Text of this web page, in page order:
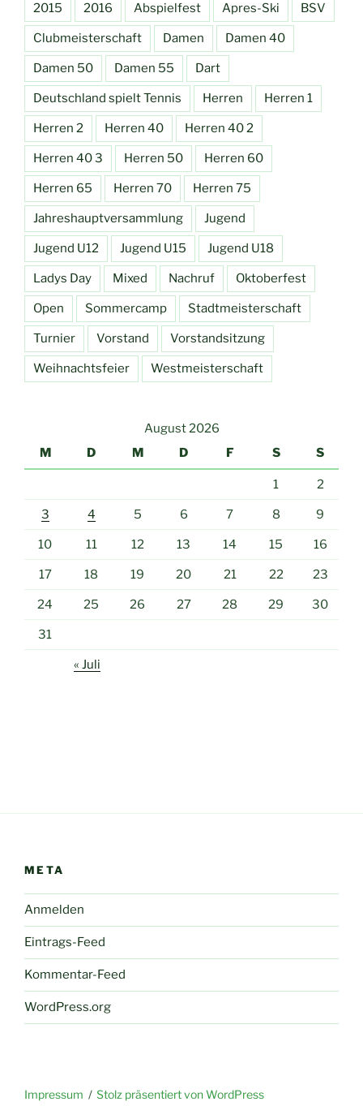
2015 2016 Abspielfest Apres-Ski BSV
Clubmeisterschaft Damen Damen 40
Damen 50 Damen 55 Dart
Deutschland spielt Tennis Herren Herren 1
Herren 2 Herren 40 Herren 40 2
Herren 40 3 Herren 50 Herren 60
Herren 65 Herren 70 Herren 75
Jahreshauptversammlung Jugend
Jugend U12 Jugend U15 Jugend U18
Ladys Day Mixed Nachruf Oktoberfest
Open Sommercamp Stadtmeisterschaft
Turnier Vorstand Vorstandsitzung
Weihnachtsfeier Westmeisterschaft
August 2026
M
D M D F S S
1 2
3 4 5 6 7 8 9
10 11 12 13 14 15 16
17 18 19 20 21 22 23
24 25 26 27 28 29 30
31
« Juli
META
Anmelden
Eintrags-Feed
Kommentar-Feed
WordPress.org
Impressum Stolz präsentiert von WordPress